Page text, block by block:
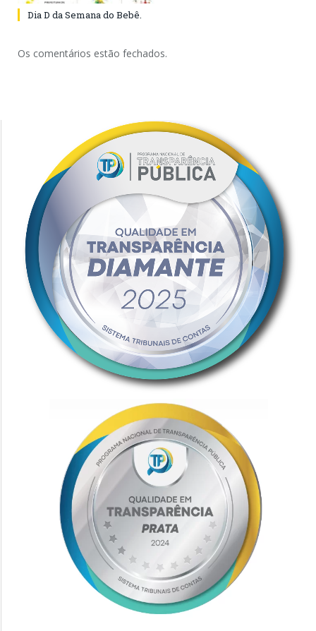
Dia D da Semana do Bebê.
Os comentários estão fechados.